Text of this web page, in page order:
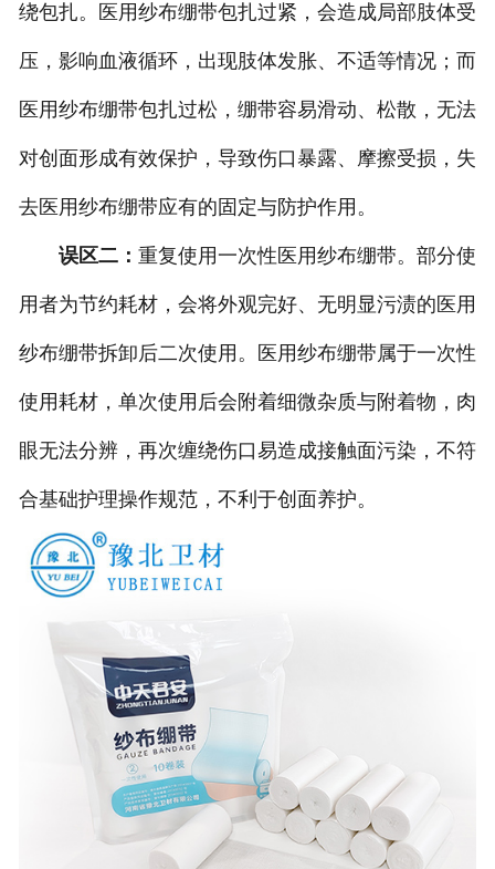
绕包扎。医用纱布绷带包扎过紧，会造成局部肢体受
压，影响血液循环，出现肢体发胀、不适等情况；而
医用纱布绷带包扎过松，绷带容易滑动、松散，无法
对创面形成有效保护，导致伤口暴露、摩擦受损，失
去医用纱布绷带应有的固定与防护作用。
误区二： 重复使用一次性医用纱布绷带。部分使
用者为节约耗材，会将外观完好、无明显污渍的医用
纱布绷带拆卸后二次使用。医用纱布绷带属于一次性
使用耗材，单次使用后会附着细微杂质与附着物，肉
眼无法分辨，再次缠绕伤口易造成接触面污染，不符
合基础护理操作规范，不利于创面养护。